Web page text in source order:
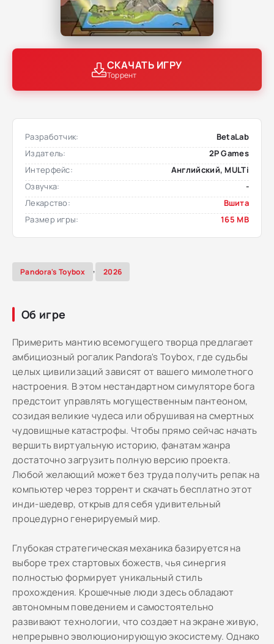
СКАЧАТЬ ИГРУ
Торрент
Разработчик:
BetaLab
Издатель:
2P Games
Интерфейс:
Английский, MULTi
Озвучка:
-
Лекарство:
Вшита
Размер игры:
165 MB
Pandora's Toybox , 2026
Об игре
Примерить мантию всемогущего творца предлагает
амбициозный рогалик Pandora's Toybox, где судьбы
целых цивилизаций зависят от вашего мимолетного
настроения. В этом нестандартном симуляторе бога
предстоит управлять могущественным пантеоном,
созидая великие чудеса или обрушивая на смертных
чудовищные катастрофы. Чтобы прямо сейчас начать
вершить виртуальную историю, фанатам жанра
достаточно загрузить полную версию проекта.
Любой желающий может без труда получить репак на
компьютер через торрент и скачать бесплатно этот
инди-шедевр, открыв для себя удивительный
процедурно генерируемый мир.
Глубокая стратегическая механика базируется на
выборе трех стартовых божеств, чья синергия
полностью формирует уникальный стиль
прохождения. Крошечные люди здесь обладают
автономным поведением и самостоятельно
развивают технологии, что создает на экране живую,
непрерывно эволюционирующую экосистему. Однако